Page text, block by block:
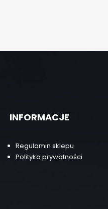
INFORMACJE
Regulamin sklepu
Polityka prywatności